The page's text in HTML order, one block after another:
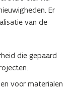
Er
van de
die gepaard
voor materialen